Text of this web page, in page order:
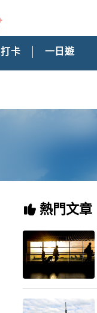
打卡 一日遊
熱門文章